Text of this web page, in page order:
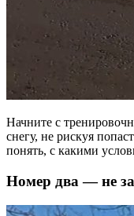
Начните с
снегу, не рискуя
понять, с какими
Номер два — не